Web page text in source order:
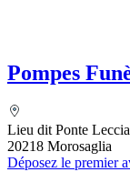
Pompes
secondaire
Lieu dit Ponte Leccia
20218 Morosaglia
Déposez le premier